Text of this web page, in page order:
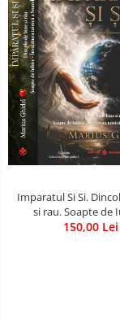
Imparatul Si Si.
si rau. Soapte de
Invatatura tainica a
150,00 Lei